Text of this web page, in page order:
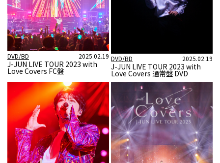
DVD/BD 2025.02.19
J-JUN LIVE TOUR 2023 with
Love Covers FC盤
DVD/BD 2025.02.19
J-JUN LIVE TOUR 2023 with
Love Covers 通常盤 DVD